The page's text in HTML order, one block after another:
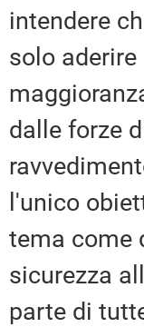
intendere
solo
dalle forze
l'unico
tema come
sicurezza
parte di